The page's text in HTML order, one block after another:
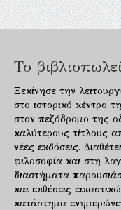
Το
Ξεκίνησε την
στο ιστορικό κέντρο
στον πεζόδρομο της
καλύτερους τίτλους
νέες εκδόσεις.
φιλοσοφία και στη
διαστήματα
και εκθέσεις
κατάστημα